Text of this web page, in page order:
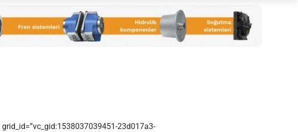
23d017a3-